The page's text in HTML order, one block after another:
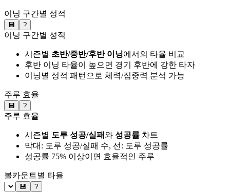
이닝 구간별 성적
💾 ?
이닝 구간별 성적
시즌별 초반/중반/후반 이닝에서의 타율 비교
후반 이닝 타율이 높으면 경기 후반에 강한 타자
이닝별 성적 패턴으로 체력/집중력 분석 가능
주루 효율
💾 ?
주루 효율
시즌별 도루 성공/실패와 성공률 차트
막대: 도루 성공/실패 수, 선: 도루 성공률
성공률 75% 이상이면 효율적인 주루
볼카운트별 타율
💾 ?